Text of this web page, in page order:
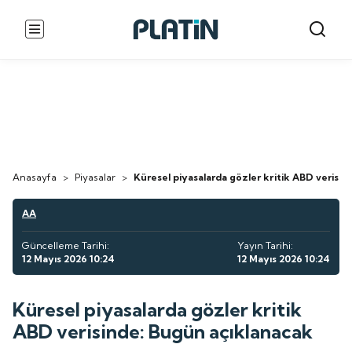
Anasayfa > Piyasalar > Küresel piyasalarda gözler kritik ABD
AA
Güncelleme Tarihi:
12 Mayıs 2026 10:24
Yayın Tarihi:
12 Mayıs 2026 10:24
Küresel piyasalarda gözler kritik
ABD verisinde: Bugün açıklanacak